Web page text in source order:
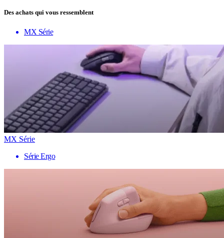
Des achats qui vous ressemblent
MX Série
MX Série
Série Ergo